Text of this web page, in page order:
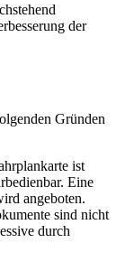
der
Gründen
ist
Eine
angeboten.
sind nicht
durch